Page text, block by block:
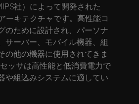
社）によって開発された
ーキテクチャです。高性能コ
のために設計され、パーソナ
サーバー、モバイル機器、組
の他の機器に使用されてきま
ッサは高性能と低消費電力で
や組込みシステムに適してい